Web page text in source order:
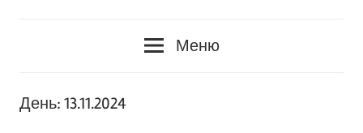
Меню
День: 13.11.2024